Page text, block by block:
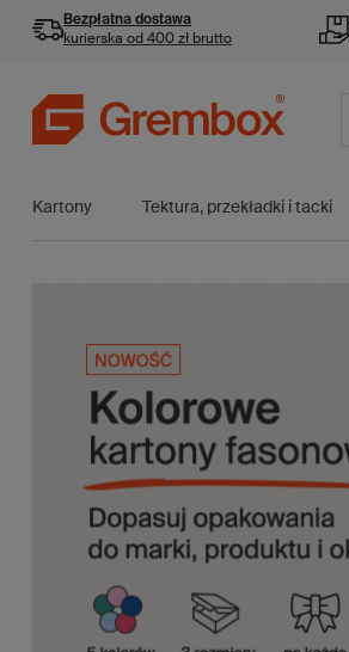
Bezpłatna dostawa
kurierska od 400 zł brutto
Kartony Tektura, przekładki i tacki